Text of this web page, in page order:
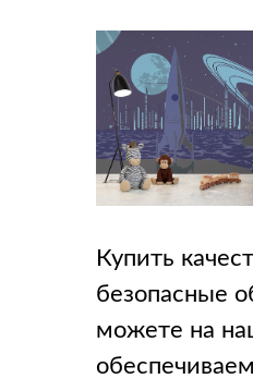
Купить
безопасные
можете на